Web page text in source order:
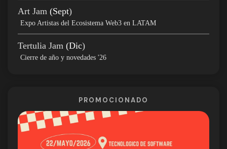
Art Jam (Sept)
Expo Artistas del Ecosistema Web3 en LATAM
Tertulia Jam (Dic)
Cierre de año y novedades '26
PROMOCIONADO